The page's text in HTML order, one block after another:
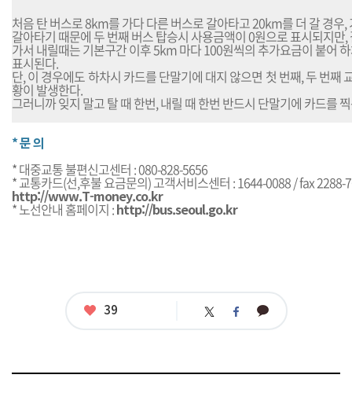
처음 탄 버스로 8km를 가다 다른 버스로 갈아타고 20km를 더 갈 경우
갈아타기 때문에 두 번째 버스 탑승시 사용금액이 0원으로 표시되지
가서 내릴때는 기본구간 이후 5km 마다 100원씩의 추가요금이 붙어
표시된다.
단, 이 경우에도 하차시 카드를 단말기에 대지 않으면 첫 번째, 두 번째
황이 발생한다.
그러니까 잊지 말고 탈 때 한번, 내릴 때 한번 반드시 단말기에 카드를
* 문 의
* 대중교통 불편신고센터 : 080-828-5656
* 교통카드(선,후불 요금문의) 고객서비스센터 : 1644-0088 / fax 2288-
http://www.T-money.co.kr
* 노선안내 홈페이지 :http://bus.seoul.go.kr
좋
39 트 페 카